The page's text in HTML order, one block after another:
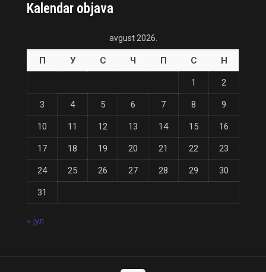
Kalendar objava
avgust 2026.
П У С Ч П С Н
1 2
3 4 5 6 7 8 9
10 11 12 13 14 15 16
17 18 19 20 21 22 23
24 25 26 27 28 29 30
31
« јул